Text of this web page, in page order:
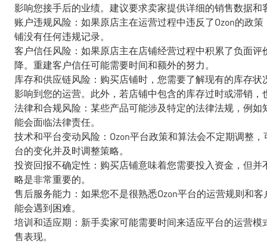
影响您接手后的业绩。建议要求卖家提供详细的销售数据和
账户违规风险：如果原店主在运营过程中违反了Ozon的政
铺没有任何违规记录。
客户信任风险：如果原店主在店铺经营过程中积累了负面
降。重建客户信任可能需要时间和额外的努力。
库存和供应链风险：购买店铺时，您需要了解现有的库存
影响到您的运营。此外，若店铺中包含的库存过时或滞销，
法律和合规风险：某些产品可能涉及特定的法律法规，例
能会面临法律责任。
技术和平台变动风险：Ozon平台政策和算法会不定期调整
台的变化并及时调整策略。
投资回报不确定性：购买店铺意味着您需要投入资金，但
略是非常重要的。
售后服务能力：如果您不是很熟悉Ozon平台的运营规则和
能会遇到困难。
培训和适应期：新手卖家可能需要时间来适应平台的运营
售表现。